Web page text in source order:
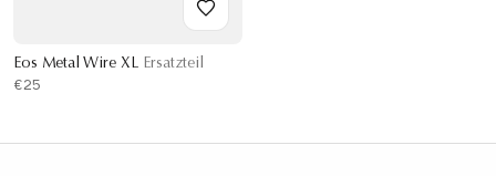
Eos Metal Wire XL Ersatzteil
€25